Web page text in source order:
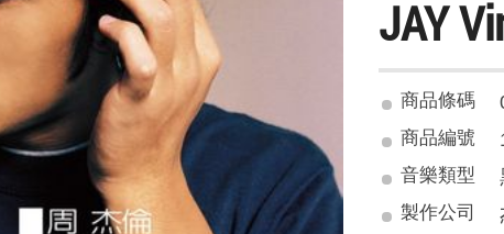
JAY
商品條碼
商品編號
音樂類型
製作公司